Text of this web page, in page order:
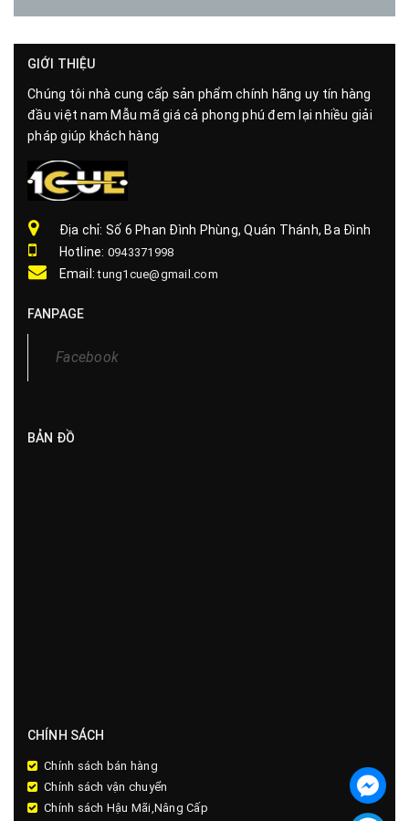
GIỚI THIỆU
Chúng tôi nhà cung cấp sản phẩm chính hãng uy tín hàng
đầu việt nam Mẫu mã giá cả phong phú đem lại nhiều giải
pháp giúp khách hàng
Địa chỉ: Số 6 Phan Đình Phùng, Quán Thánh, Ba Đình
Hotline: 0943371998
Email:tung1cue@gmail.com
FANPAGE
Facebook
BẢN ĐỒ
CHÍNH SÁCH
Chính sách bán hàng
Chính sách vận chuyển
Chính sách Hậu Mãi,Nâng Cấp